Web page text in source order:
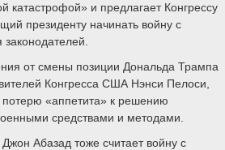
катастрофой» и предлагает Конгрессу
президенту начинать войну с
от смены позиции Дональда Трампа
Конгресса США Нэнси Пелоси,
потерю «аппетита» к решению
средствами и методами.
Абазад тоже считает войну с